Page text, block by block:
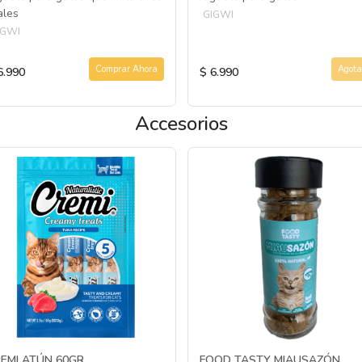
Comprar Ahora
GIGWI
$ 6.990
Accesorios